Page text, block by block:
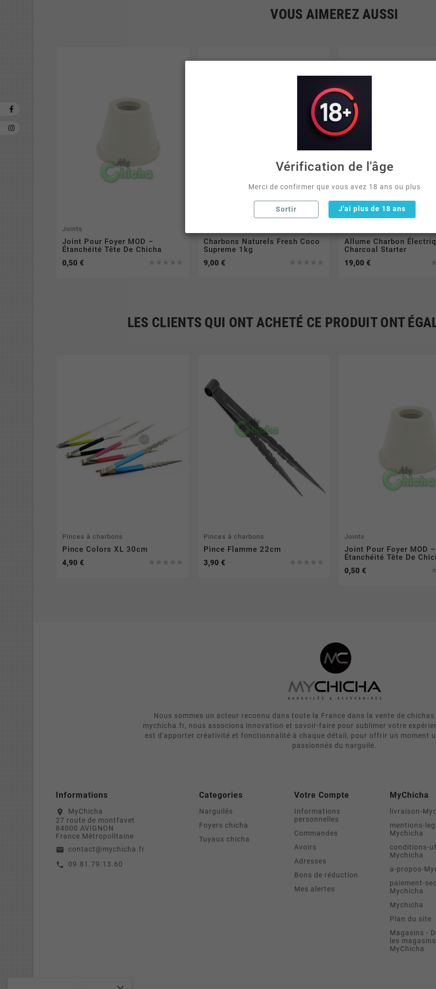
VOUS AIMEREZ AUSSI
Joints
Joint Pour Foyer MOD –
Étanchéité Tête De Chicha
0,50 €
Charbons Naturels Fresh Coco
Supreme 1kg
9,00 €
Allume Charbon
Charcoal Starter
19,00 €
LES CLIENTS QUI ONT ACHETÉ CE PRODUIT ONT
Pinces à charbons
Pince Colors XL 30cm
4,90 €
Pinces à charbons
Pince Flamme 22cm
3,90 €
Joints
Joint Pour Foyer MOD –
Étanchéité Tête De
0,50 €
Nous sommes un acteur reconnu dans toute la France dans la vente de
mychicha.fr, nous associons innovation et savoir-faire pour sublimer votre
est d'apporter créativité et fonctionnalité à chaque détail, pour offrir un moment
passionnés du narguilé.
Informations
location_on
MyChicha
27 route de montfavet
84000 AVIGNON
France Métropolitaine
email contact@mychicha.fr
call 09.81.79.13.60
Categories
Narguilés
Foyers chicha
Tuyaux chicha
Votre Compte
Informations
personnelles
Commandes
Avoirs
Adresses
Bons de réduction
Mes alertes
MyChicha
livraison-
mentions-
Mychicha
conditions-
Mychicha
a-propos-
paiement-
Mychicha
Mychicha
Plan du site
Magasins -
les
MyChicha
Vérification de l'âge
Merci de confirmer que vous avez 18 ans ou plus
Sortir J'ai plus de 18 ans